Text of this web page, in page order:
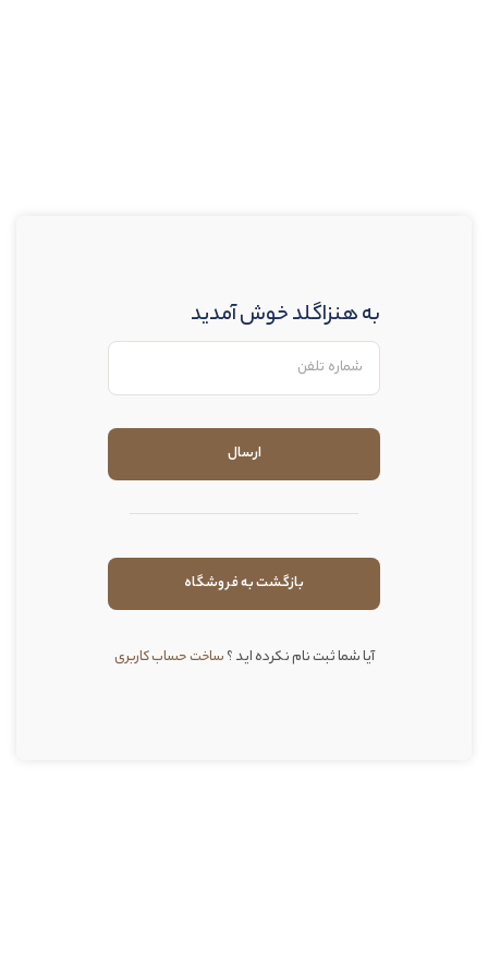
به هنزاگلد خوش آمدید
ارسال
بازگشت به فروشگاه
آیا شما ثبت نام نکرده اید ؟ساخت حساب کاربری